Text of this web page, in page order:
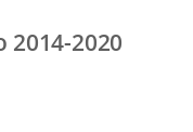
2014-2020